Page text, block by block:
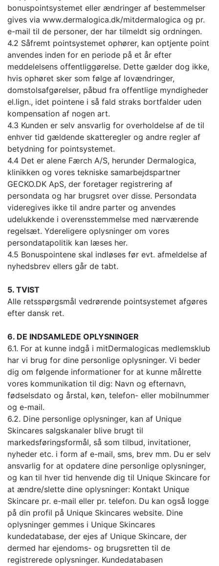
bonuspointsystemet eller ændringer af bestemmelser
gives via www.dermalogica.dk/mitdermalogica og pr.
e-mail til de personer, der har tilmeldt sig ordningen.
4.2 Såfremt pointsystemet ophører, kan optjente point
anvendes inden for en periode på et år efter
meddelelsens offentliggørelse. Dette gælder dog ikke,
hvis ophøret sker som følge af lovændringer,
domstolsafgørelser, påbud fra offentlige myndigheder
el.lign., idet pointene i så fald straks bortfalder uden
kompensation af nogen art.
4.3 Kunden er selv ansvarlig for overholdelse af de til
enhver tid gældende skatteregler og andre regler af
betydning for pointsystemet.
4.4 Det er alene Færch A/S, herunder Dermalogica,
klinikken og vores tekniske samarbejdspartner
GECKO.DK ApS, der foretager registrering af
persondata og har brugsret over disse. Persondata
videregives ikke til andre parter og anvendes
udelukkende i overensstemmelse med nærværende
regelsæt. Ydereligere oplysninger om vores
persondatapolitik kan læses her.
4.5 Bonuspointene skal indløses før evt. afmeldelse af
nyhedsbrev ellers går de tabt.
5. TVIST
Alle retsspørgsmål vedrørende pointsystemet afgøres
efter dansk ret.
6. DE INDSAMLEDE OPLYSNINGER
6.1. For at kunne indgå i mitDermalogicas medlemsklub
har vi brug for dine personlige oplysninger. Vi beder
dig om følgende informationer for at kunne målrette
vores kommunikation til dig: Navn og efternavn,
fødselsdato og årstal, køn, telefon- eller mobilnummer
og e-mail.
6.2. Dine personlige oplysninger, kan af Unique
Skincares salgskanaler blive brugt til
markedsføringsformål, så som tilbud, invitationer,
nyheder etc. i form af e-mail, sms, brev mm. Du er selv
ansvarlig for at opdatere dine personlige oplysninger,
og kan til hver tid henvende dig til Unique Skincare for
at ændre/slette dine oplysninger: Kontakt Unique
Skincare pr. e-mail eller pr. telefon. Du kan også logge
på din profil på Unique Skincares website. Dine
oplysninger gemmes i Unique Skincares
kundedatabase, der ejes af Unique Skincare, der
dermed har ejendoms- og brugsretten til de
registrerede oplysninger. Kundedatabasen